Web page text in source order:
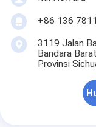
+86 136
3119 Jalan
Bandara
Provinsi